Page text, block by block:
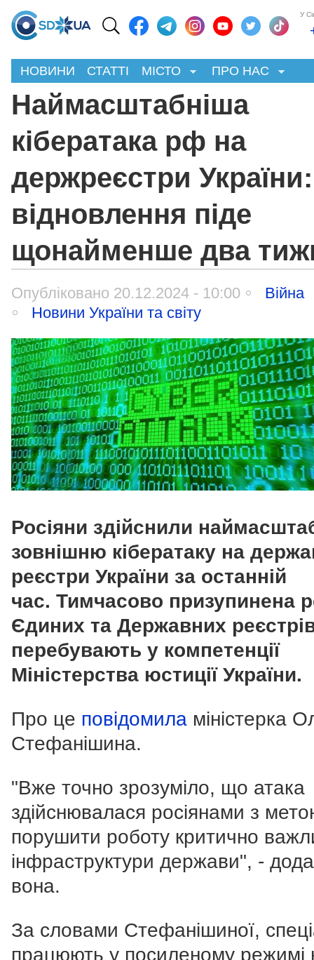
У
НОВИНИ СТАТТІ МІСТО ПРО НАС
Наймасштабніша
кібератака рф на
держреєстри
відновлення піде
щонайменше два
Опубліковано 20.12.2024 - 10:00
Війна
Новини України та світу
Росіяни здійснили
зовнішню кібератаку на
реєстри України за останній
час. Тимчасово призупинена
Єдиних та Державних
перебувають у компетенції
Міністерства юстиції України.
Про це повідомила міністерка
Стефанішина.
"Вже точно зрозуміло, що атака
здійснювалася росіянами з
порушити роботу критично
інфраструктури держави", -
вона.
За словами Стефанішиної,
працюють у посиленому режимі